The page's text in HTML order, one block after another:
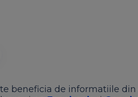
beneficia de informatiile